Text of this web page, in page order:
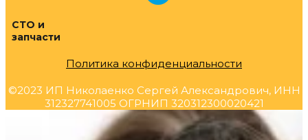
СТО и
запчасти
Политика конфиденциальности
©2023 ИП Николаенко Сергей Александрович, ИНН
312327741005 ОГРНИП 320312300020421